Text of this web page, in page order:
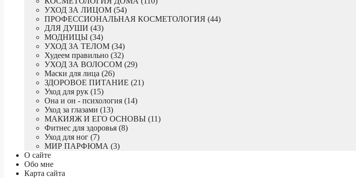
УХОД ЗА ЛИЦОМ (54)
ПРОФЕССИОНАЛЬНАЯ КОСМЕТОЛОГИЯ (44)
ДЛЯ ДУШИ (43)
МОДНИЦЫ (34)
УХОД ЗА ТЕЛОМ (34)
Худеем правильно (32)
УХОД ЗА ВОЛОСОМ (29)
Маски для лица (26)
ЗДОРОВОЕ ПИТАНИЕ (21)
Уход для рук (15)
Она и он - психология (14)
Уход за глазами (13)
МАКИЯЖ И ЕГО ОСНОВЫ (11)
Фитнес для здоровья (8)
Уход для ног (7)
МИР ПАРФЮМА (3)
О сайте
Обо мне
Карта сайта